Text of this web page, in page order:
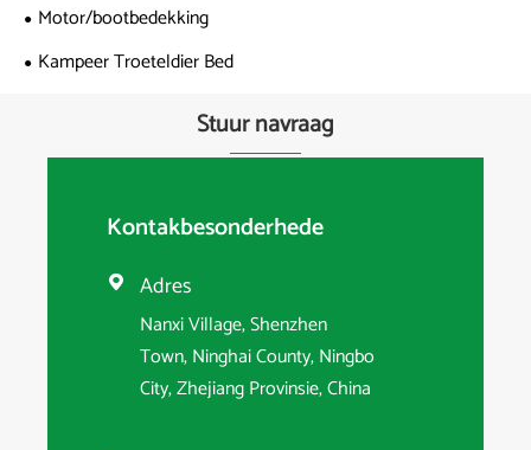
Motor/bootbedekking
Kampeer Troeteldier Bed
Stuur navraag
Kontakbesonderhede
 Adres
Nanxi Village, Shenzhen
Town, Ninghai County, Ningbo
City, Zhejiang Provinsie, China